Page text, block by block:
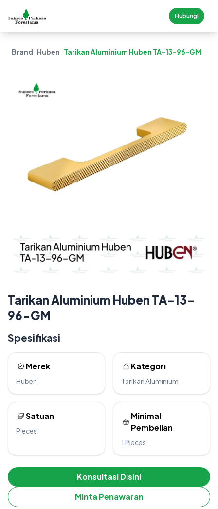
Hubungi
Brand Huben Tarikan Aluminium Huben TA-13-96-GM
Tarikan Aluminium Huben TA-13-
96-GM
Spesifikasi
Merek
Huben
Kategori
Tarikan Aluminium
Satuan
Pieces
Minimal
Pembelian
1 Pieces
Konsultasi Disini
Minta Penawaran